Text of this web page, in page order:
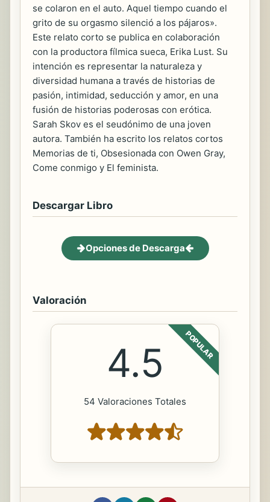
se colaron en el auto. Aquel tiempo cuando el
grito de su orgasmo silenció a los pájaros».
Este relato corto se publica en colaboración
con la productora fílmica sueca, Erika Lust. Su
intención es representar la naturaleza y
diversidad humana a través de historias de
pasión, intimidad, seducción y amor, en una
fusión de historias poderosas con erótica.
Sarah Skov es el seudónimo de una joven
autora. También ha escrito los relatos cortos
Memorias de ti, Obsesionada con Owen Gray,
Come conmigo y El feminista.
Descargar Libro
Opciones de Descarga
Valoración
POPULAR
4.5
54 Valoraciones Totales